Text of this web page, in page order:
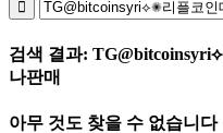
검색 결과:
나판매
아무 것도 찾을 수 없습니다